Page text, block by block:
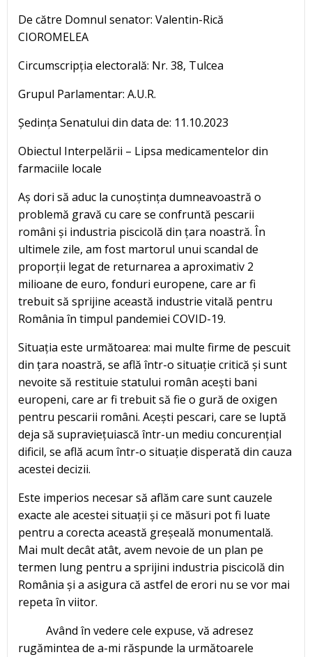
De către Domnul senator: Valentin-Rică
CIOROMELEA
Circumscripția electorală: Nr. 38, Tulcea
Grupul Parlamentar: A.U.R.
Ședința Senatului din data de: 11.10.2023
Obiectul Interpelării – Lipsa medicamentelor din
farmaciile locale
Aș dori să aduc la cunoștința dumneavoastră o
problemă gravă cu care se confruntă pescarii
români și industria piscicolă din țara noastră. În
ultimele zile, am fost martorul unui scandal de
proporții legat de returnarea a aproximativ 2
milioane de euro, fonduri europene, care ar fi
trebuit să sprijine această industrie vitală pentru
România în timpul pandemiei COVID-19.
Situația este următoarea: mai multe firme de pescuit
din țara noastră, se află într-o situație critică și sunt
nevoite să restituie statului român acești bani
europeni, care ar fi trebuit să fie o gură de oxigen
pentru pescarii români. Acești pescari, care se luptă
deja să supraviețuiască într-un mediu concurențial
dificil, se află acum într-o situație disperată din cauza
acestei decizii.
Este imperios necesar să aflăm care sunt cauzele
exacte ale acestei situații și ce măsuri pot fi luate
pentru a corecta această greșeală monumentală.
Mai mult decât atât, avem nevoie de un plan pe
termen lung pentru a sprijini industria piscicolă din
România și a asigura că astfel de erori nu se vor mai
repeta în viitor.
Având în vedere cele expuse, vă adresez
rugămintea de a-mi răspunde la următoarele